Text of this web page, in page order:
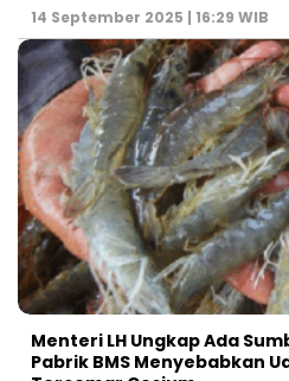
14 September 2025 | 16:29 WIB
Menteri LH Ungkap Ada
Pabrik BMS Menyebabkan